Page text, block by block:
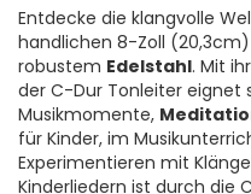
Entdecke die klangvolle
handlichen 8-Zoll
robustem Edelstahl. Mit
der C-Dur Tonleiter eignet
Musikmomente,
für Kinder, im
Experimentieren mit
Kinderliedern ist durch die